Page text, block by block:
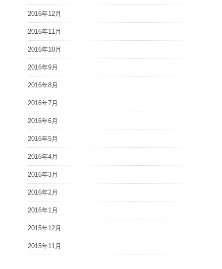
2016年12月
2016年11月
2016年10月
2016年9月
2016年8月
2016年7月
2016年6月
2016年5月
2016年4月
2016年3月
2016年2月
2016年1月
2015年12月
2015年11月